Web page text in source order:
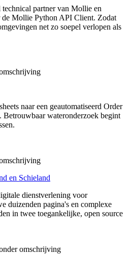
partner van Mollie en
Mollie Python API Client. Zodat
net zo soepel verlopen als
naar een geautomatiseerd Order
Betrouwbaar wateronderzoek begint
en Schieland
dienstverlening voor
duizenden pagina's en complexe
in twee toegankelijke, open source